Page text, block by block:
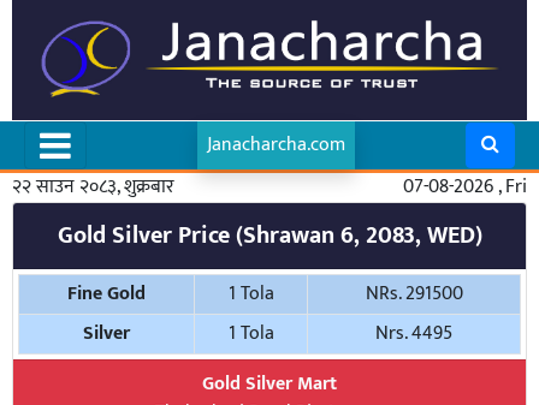
Janacharcha.com
२२ साउन २०८३, शुक्रबार
07-08-2026 , Fri
Gold Silver Price (Shrawan 6, 2083, WED)
Fine Gold 1 Tola
NRs. 291500
Silver
1 Tola
Nrs. 4495
Gold Silver Mart